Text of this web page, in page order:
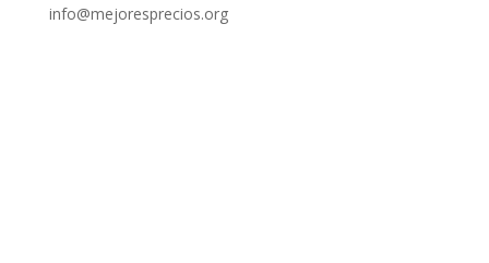
info@mejoresprecios.org